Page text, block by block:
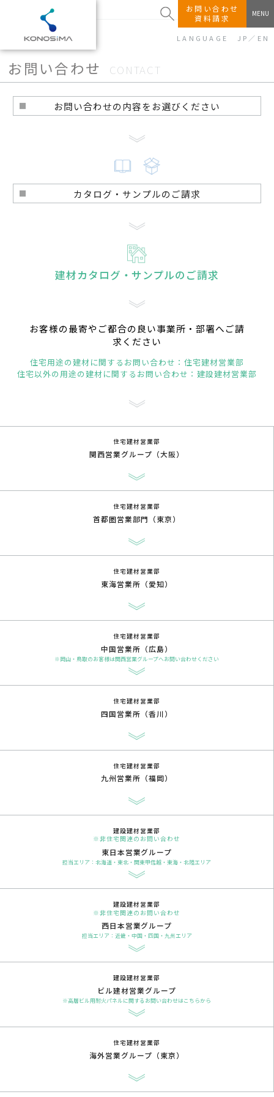
MENU
お問い合わせ
資料請求
LANGUAGE JP ／ EN
お問い合わせ CONTACT
お問い合わせの内容をお選びください
カタログ・サンプルのご請求
建材カタログ・サンプルのご請求
お客様の最寄やご都合の良い事業所・部署へご請
求ください
住宅用途の建材に関するお問い合わせ：住宅建材営業部
住宅以外の用途の建材に関するお問い合わせ：建設建材営業部
住宅建材営業部
関西営業グループ（大阪）
住宅建材営業部
首都圏営業部門（東京）
住宅建材営業部
東海営業所（愛知）
住宅建材営業部
中国営業所（広島）
※岡山・鳥取のお客様は関西営業グループへお問い合わせください
住宅建材営業部
四国営業所（香川）
住宅建材営業部
九州営業所（福岡）
建設建材営業部
※非住宅関連のお問い合わせ
東日本営業グループ
担当エリア：北海道・東北・関東甲信越・東海・北陸エリア
建設建材営業部
※非住宅関連のお問い合わせ
西日本営業グループ
担当エリア：近畿・中国・四国・九州エリア
建設建材営業部
ビル建材営業グループ
※高層ビル用耐火パネルに関するお問い合わせはこちらから
住宅建材営業部
海外営業グループ（東京）